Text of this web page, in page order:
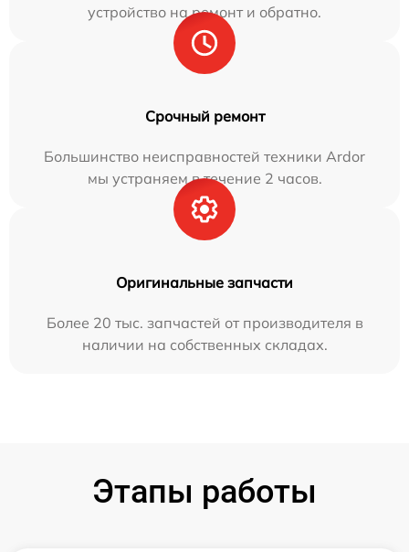
устройство на ремонт и обратно.
Срочный ремонт
Большинство неисправностей техники Ardor
мы устраняем в течение 2 часов.
Оригинальные запчасти
Более 20 тыс. запчастей от производителя в
наличии на собственных складах.
Этапы работы